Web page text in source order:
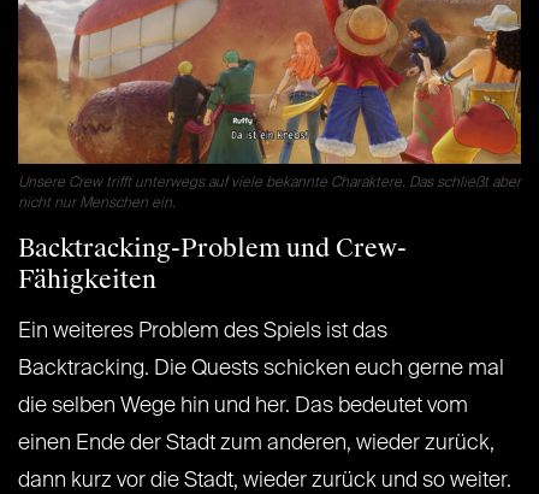
Unsere Crew trifft unterwegs auf viele bekannte Charaktere. Das schließt aber
nicht nur Menschen ein.
Backtracking-Problem und Crew-
Fähigkeiten
Ein weiteres Problem des Spiels ist das
Backtracking. Die Quests schicken euch gerne mal
die selben Wege hin und her. Das bedeutet vom
einen Ende der Stadt zum anderen, wieder zurück,
dann kurz vor die Stadt, wieder zurück und so weiter.